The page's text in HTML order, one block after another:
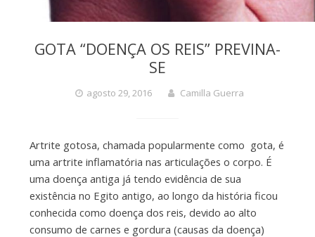
GOTA “DOENÇA OS REIS” PREVINA-
SE
agosto 29, 2016 Camilla Guerra
Artrite gotosa, chamada popularmente como gota, é
uma artrite inflamatória nas articulações o corpo. É
uma doença antiga já tendo evidência de sua
existência no Egito antigo, ao longo da história ficou
conhecida como doença dos reis, devido ao alto
consumo de carnes e gordura (causas da doença)